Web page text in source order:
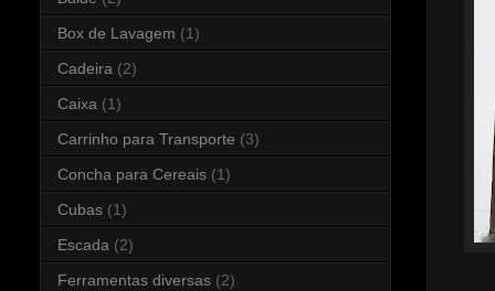
Box de Lavagem (1)
Cadeira (2)
Caixa (1)
Carrinho para Transporte (3)
Concha para Cereais (1)
Cubas (1)
Escada (2)
Ferramentas diversas (2)